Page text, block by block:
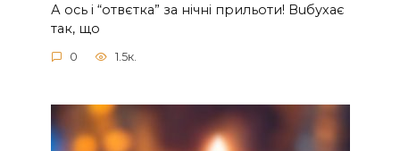
А ocь і “отвєтка” за нiчнi прильоти! Вuбухає
так, що
0 1.5к.